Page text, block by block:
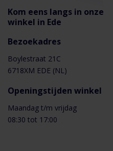
Kom eens langs in onze
winkel in Ede
Bezoekadres
Boylestraat 21C
6718XM EDE (NL)
Openingstijden winkel
Maandag t/m vrijdag
08:30 tot 17:00